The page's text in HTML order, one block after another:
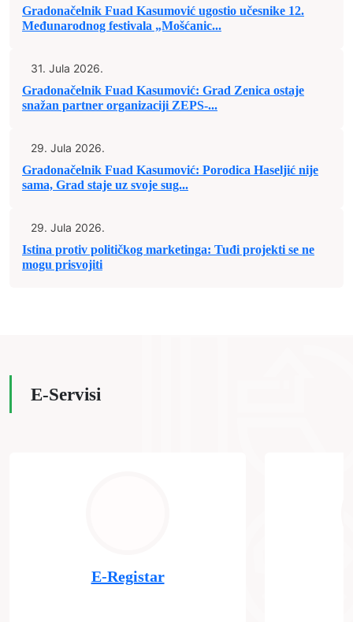
Gradonačelnik Fuad Kasumović ugostio učesnike 12.
Međunarodnog festivala „Mošćanic...
31. Jula 2026.
Gradonačelnik Fuad Kasumović: Grad Zenica ostaje
snažan partner organizaciji ZEPS-...
29. Jula 2026.
Gradonačelnik Fuad Kasumović: Porodica Haseljić nije
sama, Grad staje uz svoje sug...
29. Jula 2026.
Istina protiv političkog marketinga: Tuđi projekti se ne
mogu prisvojiti
E-Servisi
E-Registar